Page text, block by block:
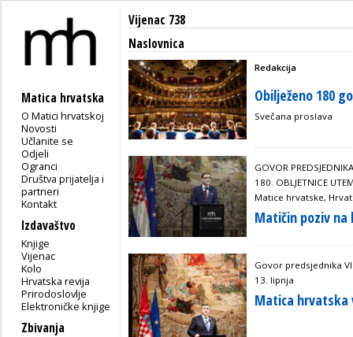
Matica hrvatska
O Matici hrvatskoj
Novosti
Učlanite se
Odjeli
Ogranci
Društva prijatelja i
partneri
Kontakt
Izdavaštvo
Knjige
Vijenac
Kolo
Hrvatska revija
Prirodoslovlje
Elektroničke knjige
Zbivanja
Vijenac 738
Naslovnica
Redakcija
Obilježeno 180
Svečana proslava
GOVOR
180. OBLJETNICE
Matice hrvatske,
Matičin poziv
Govor predsjednika
13. lipnja
Matica